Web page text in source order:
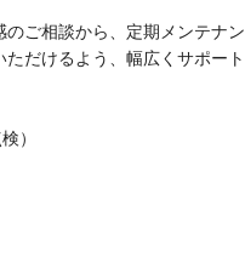
ご相談から、定期メンテナン
だけるよう、幅広くサポート
）